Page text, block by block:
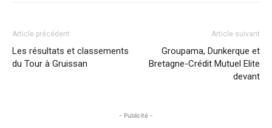
Article précédent
Les résultats et classements
du Tour à Gruissan
Article suivant
Groupama, Dunkerque et
Bretagne-Crédit Mutuel Elite
devant
- Publicité -